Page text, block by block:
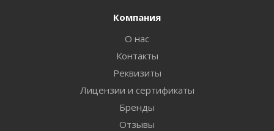
Компания
О нас
Контакты
Реквизиты
Лицензии и сертификаты
Бренды
Отзывы